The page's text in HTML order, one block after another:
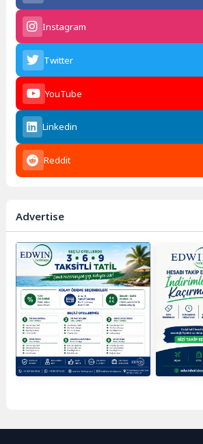
Instagram
Twitter
YouTube
Linkedin
Reddit
Advertise